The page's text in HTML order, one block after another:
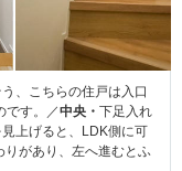
、こちらの住戸は入口
です。／中央・ 下足入れ
上げると、LDK側に可
があり、左へ進むとふ